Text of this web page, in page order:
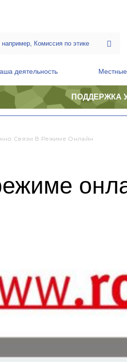
деятельность
ПОДДЕРЖКА
Связи В Режиме Онлайн